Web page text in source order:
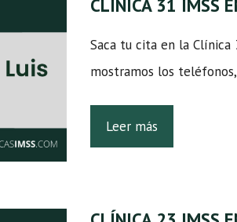
CLÍNICA 31 IMSS
Saca tu cita en la Clínica
mostramos los
Leer más